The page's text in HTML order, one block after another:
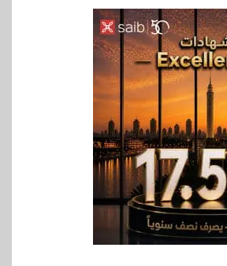
اخبار
فيكسد مصر و”حلول” تتشاركان
في تطوير أول منصة للسياحة
الصحية في مصر والشرق الأوسط
وأفريقيا Tour4Cure
سوق وصلة
هواوي: هاتف nova 15
Max بطارية ضخمة وتصميم متين
جهازًا مثاليًا للشباب
اقتصاد
إي اف چي فاينانس تستعرض